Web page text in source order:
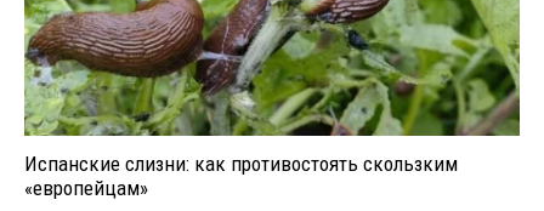
Испанские слизни: как противостоять скользким
«европейцам»